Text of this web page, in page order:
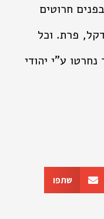
חרוטים
פרת. וכל
ע"י יהודי
שתפו